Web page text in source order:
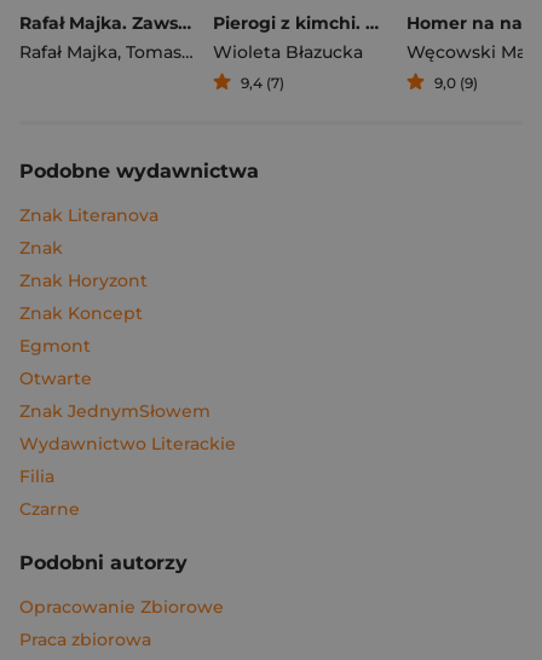
Rafał Majka. Zawsze z przodu. Rozmawia Tomasz Kalemba - książka z autografem
Rafał Majka, Tomasz Kalemba
Pierogi z kimchi. Moje ulubione azjatyckie przepisy
Wioleta Błazucka
9,4 (7)
Węcowski
9,0 (9)
Podobne wydawnictwa
Znak Literanova
Znak
Znak Horyzont
Znak Koncept
Egmont
Otwarte
Znak JednymSłowem
Wydawnictwo Literackie
Filia
Czarne
Podobni autorzy
Opracowanie Zbiorowe
Praca zbiorowa